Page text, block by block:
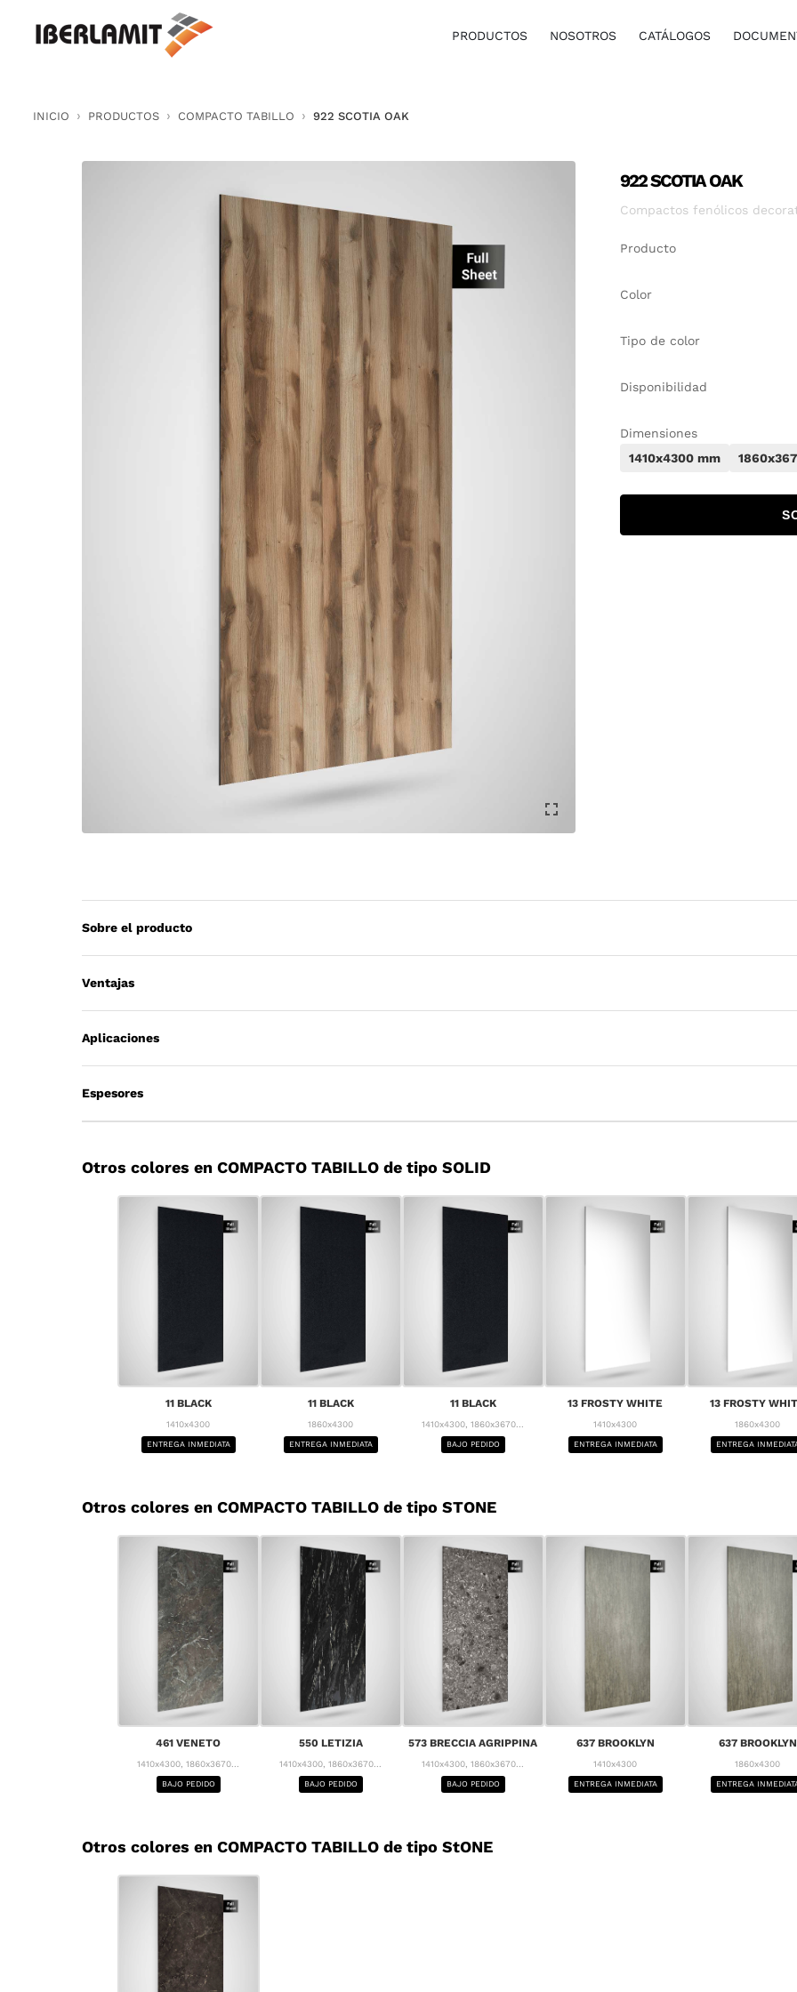
PRODUCTOS NOSOTROS CATÁLOGOS
INICIO PRODUCTOS COMPACTO TABILLO 922 SCOTIA OAK
922 SCOTIA OAK
Compactos fenólicos
Producto
Color
Tipo de color
Disponibilidad
Dimensiones
1410x4300 mm
Sobre el producto
Ventajas
Aplicaciones
Espesores
Otros colores en COMPACTO TABILLO de tipo SOLID
11 BLACK
1410x4300
ENTREGA INMEDIATA
11 BLACK
1860x4300
ENTREGA INMEDIATA
11 BLACK
1410x4300, 1860x3670...
BAJO PEDIDO
13 FROSTY WHITE
1410x4300
ENTREGA INMEDIATA
13 FROSTY
1860x4300
ENTREGA
Otros colores en COMPACTO TABILLO de tipo STONE
461 VENETO
1410x4300, 1860x3670...
BAJO PEDIDO
550 LETIZIA
1410x4300, 1860x3670...
BAJO PEDIDO
573 BRECCIA AGRIPPINA
1410x4300, 1860x3670...
BAJO PEDIDO
637 BROOKLYN
1410x4300
ENTREGA INMEDIATA
637 BROOKLYN
1860x4300
ENTREGA
Otros colores en COMPACTO TABILLO de tipo StONE